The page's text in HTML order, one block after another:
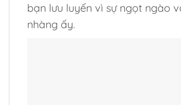
bạn lưu luyến vì sự ngọt ngào
nhàng ấy.